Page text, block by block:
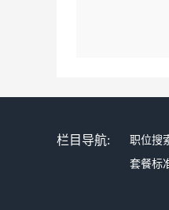
栏目导航: 职位搜
套餐标